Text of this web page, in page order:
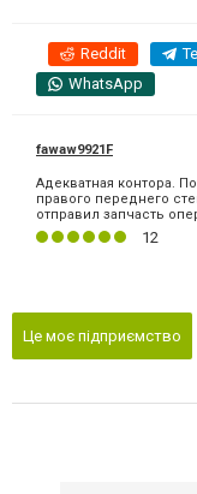
Reddit
WhatsApp
fawaw9921F
Адекватная контора.
правого переднего
отправил запчасть
12
Це моє підприємство